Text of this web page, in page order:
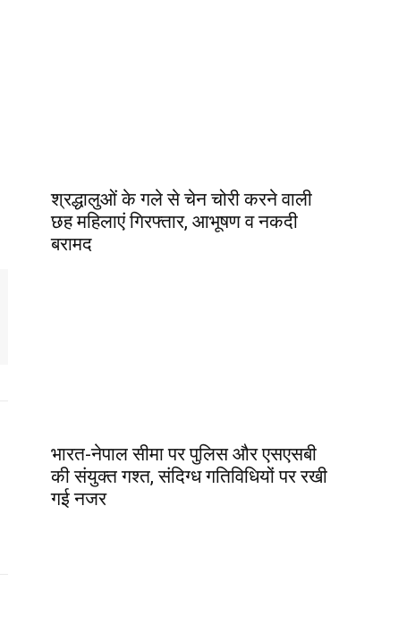
श्रद्धालुओं के गले से चेन चोरी करने वाली
छह महिलाएं गिरफ्तार, आभूषण व नकदी
बरामद
भारत-नेपाल सीमा पर पुलिस और एसएसबी
की संयुक्त गश्त, संदिग्ध गतिविधियों पर रखी
गई नजर